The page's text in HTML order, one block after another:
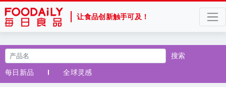
让食品创新触手可及！
搜索
每日新品
全球灵感